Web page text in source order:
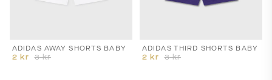
ADIDAS AWAY SHORTS BABY
2 kr 3kr
ADIDAS THIRD SHORTS BABY
2 kr 3kr